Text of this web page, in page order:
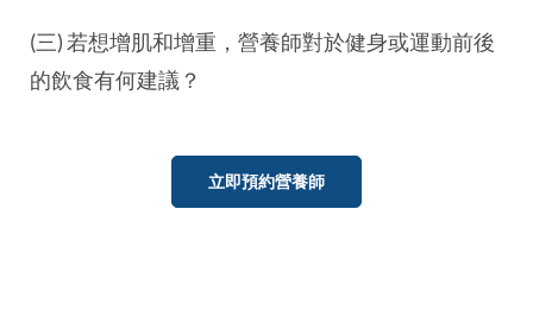
(三) 若想增肌和增重，營養師對於健身或運動前後
的飲食有何建議？
立即預約營養師